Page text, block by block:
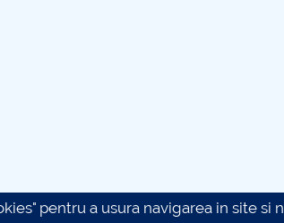
pentru a usura navigarea in site